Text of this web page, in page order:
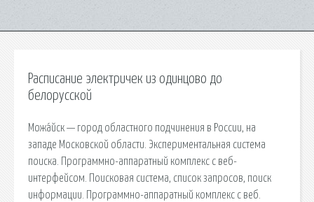
Расписание электричек из одинцово до
белорусской
Можа́йск — город областного подчинения в России, на
западе Московской области. Экспериментальная система
поиска. Программно-аппаратный комплекс с веб-
интерфейсом. Поисковая сиcтема, список запросов, поиск
информации. Программно-аппаратный комплекс с веб.